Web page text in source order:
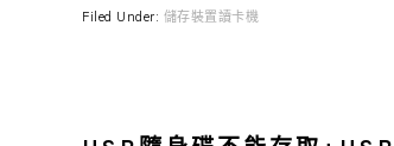
Filed Under: 儲存裝置讀卡機